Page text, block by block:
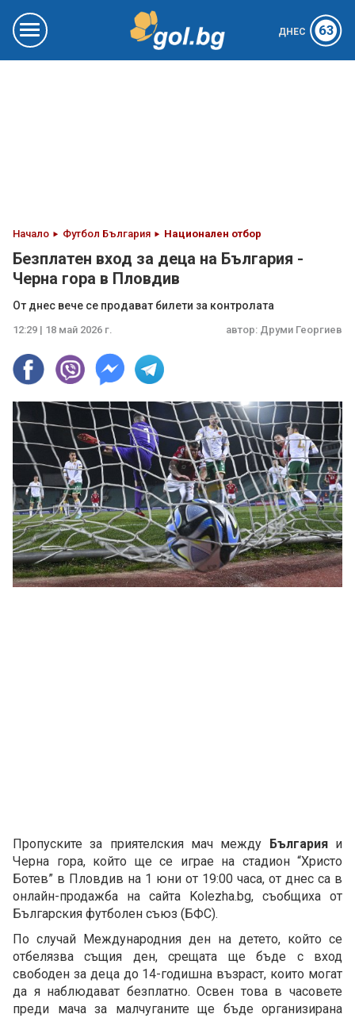
ДНЕС 63
Начало Футбол България Национален отбор
Безплатен вход за деца на България -
Черна гора в Пловдив
От днес вече се продават билети за контролата
12:29 | 18 май 2026 г. автор: Друми Георгиев
Пропуските за приятелския мач между Българияи
Черна гора, който ще се играе на стадион “Христо
Ботев” в Пловдив на 1 юни от 19:00 часа, от днес са в
онлайн-продажба на сайта Kolezha.bg, съобщиха от
Българския футболен съюз (БФС).
По случай Международния ден на детето, който се
отбелязва същия ден, срещата ще бъде с вход
свободен за деца до 14-годишна възраст, които могат
да я наблюдават безплатно. Освен това в часовете
преди мача за малчуганите ще бъде организирана